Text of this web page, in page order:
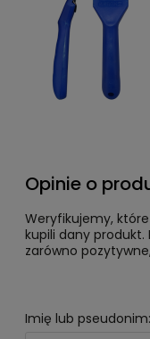
Opinie o
Weryfikujemy,
kupili dany
zarówno
Imię lub pseudonim: